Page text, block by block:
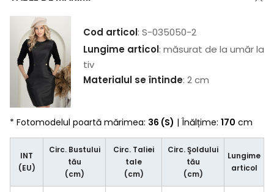
Cod articol: S-035050-2
Lungime articol: măsurat de la umăr la
tiv
Materialul se întinde: 2 cm
* Fotomodelul poartă mărimea: 36 (S) | Înălțime: 170 cm
INT
(EU)
Circ. Bustului
tău
(cm)
Circ. Taliei
tale
(cm)
Circ. Şoldului
tău
(cm)
Lungime
articol